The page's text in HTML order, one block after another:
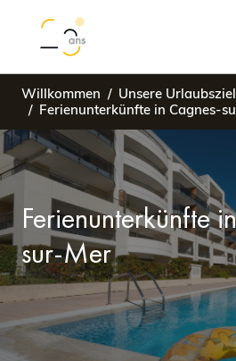
Willkommen
Unsere
Ferienunterkünfte in Cagnes-
Ferienunterkünfte
sur-Mer